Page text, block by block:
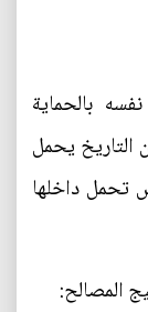
بالحماية
التاريخ يحمل
تحمل داخلها
المصالح: